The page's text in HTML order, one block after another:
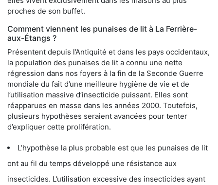
proches de son buffet.
Comment viennent les punaises de lit à La Ferrière-
aux-Étangs ?
Présentent depuis l’Antiquité et dans les pays occidentaux,
la population des punaises de lit a connu une nette
régression dans nos foyers à la fin de la Seconde Guerre
mondiale du fait d’une meilleure hygiène de vie et de
l’utilisation massive d’insecticide puissant. Elles sont
réapparues en masse dans les années 2000. Toutefois,
plusieurs hypothèses seraient avancées pour tenter
d’expliquer cette prolifération.
L’hypothèse la plus probable est que les punaises de lit
ont au fil du temps développé une résistance aux
insecticides. L’utilisation excessive des insecticides ayant